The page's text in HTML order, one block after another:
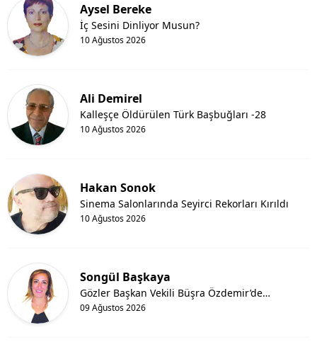
Aysel Bereke
10 Ağustos 2026
İç Sesini Dinliyor Musun?
Ali Demirel
10 Ağustos 2026
Kalleşçe Öldürülen Türk Başbuğları -28
Hakan Sonok
10 Ağustos 2026
Sinema Salonlarında Seyirci Rekorları Kırıldı
Songül Başkaya
09 Ağustos 2026
Gözler Başkan Vekili Büşra Özdemir’de…